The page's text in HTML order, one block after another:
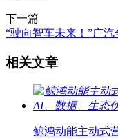
下一篇
“驶向智车未来！”广
相关文章
鲸鸿动能主动式